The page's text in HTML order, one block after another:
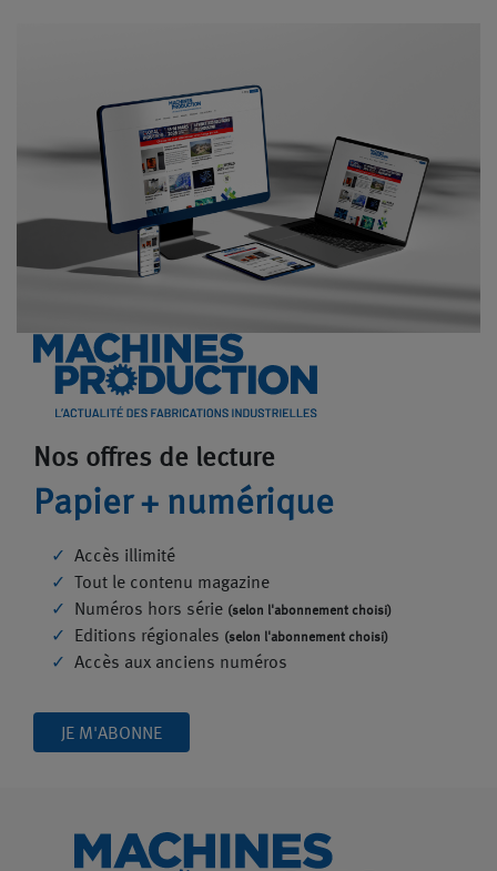
Nos offres de lecture
Papier + numérique
Accès illimité
Tout le contenu magazine
Numéros hors série (selon l'abonnement choisi)
Editions régionales (selon l'abonnement choisi)
Accès aux anciens numéros
JE M'ABONNE